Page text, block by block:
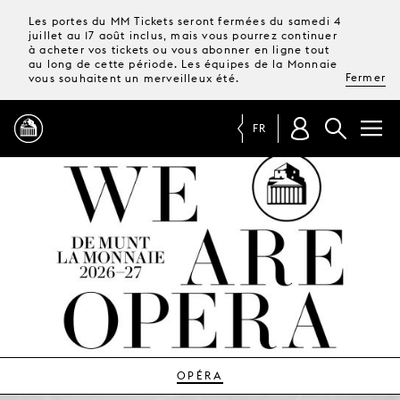
Les portes du MM Tickets seront fermées du samedi 4
juillet au 17 août inclus, mais vous pourrez continuer
à acheter vos tickets ou vous abonner en ligne tout
au long de cette période. Les équipes de la Monnaie
vous souhaitent un merveilleux été.
Fermer
PROGRAMME
MAGAZINE
TICKETS &
ABONNEMENTS
VOTRE
VISITE
FR
OPÉRA